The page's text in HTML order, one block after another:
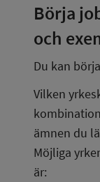
Börja
och
Du kan
Vilken
ämnen du
Möjliga
är: